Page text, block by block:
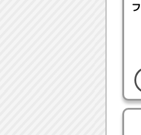
●
※
【
●応
●